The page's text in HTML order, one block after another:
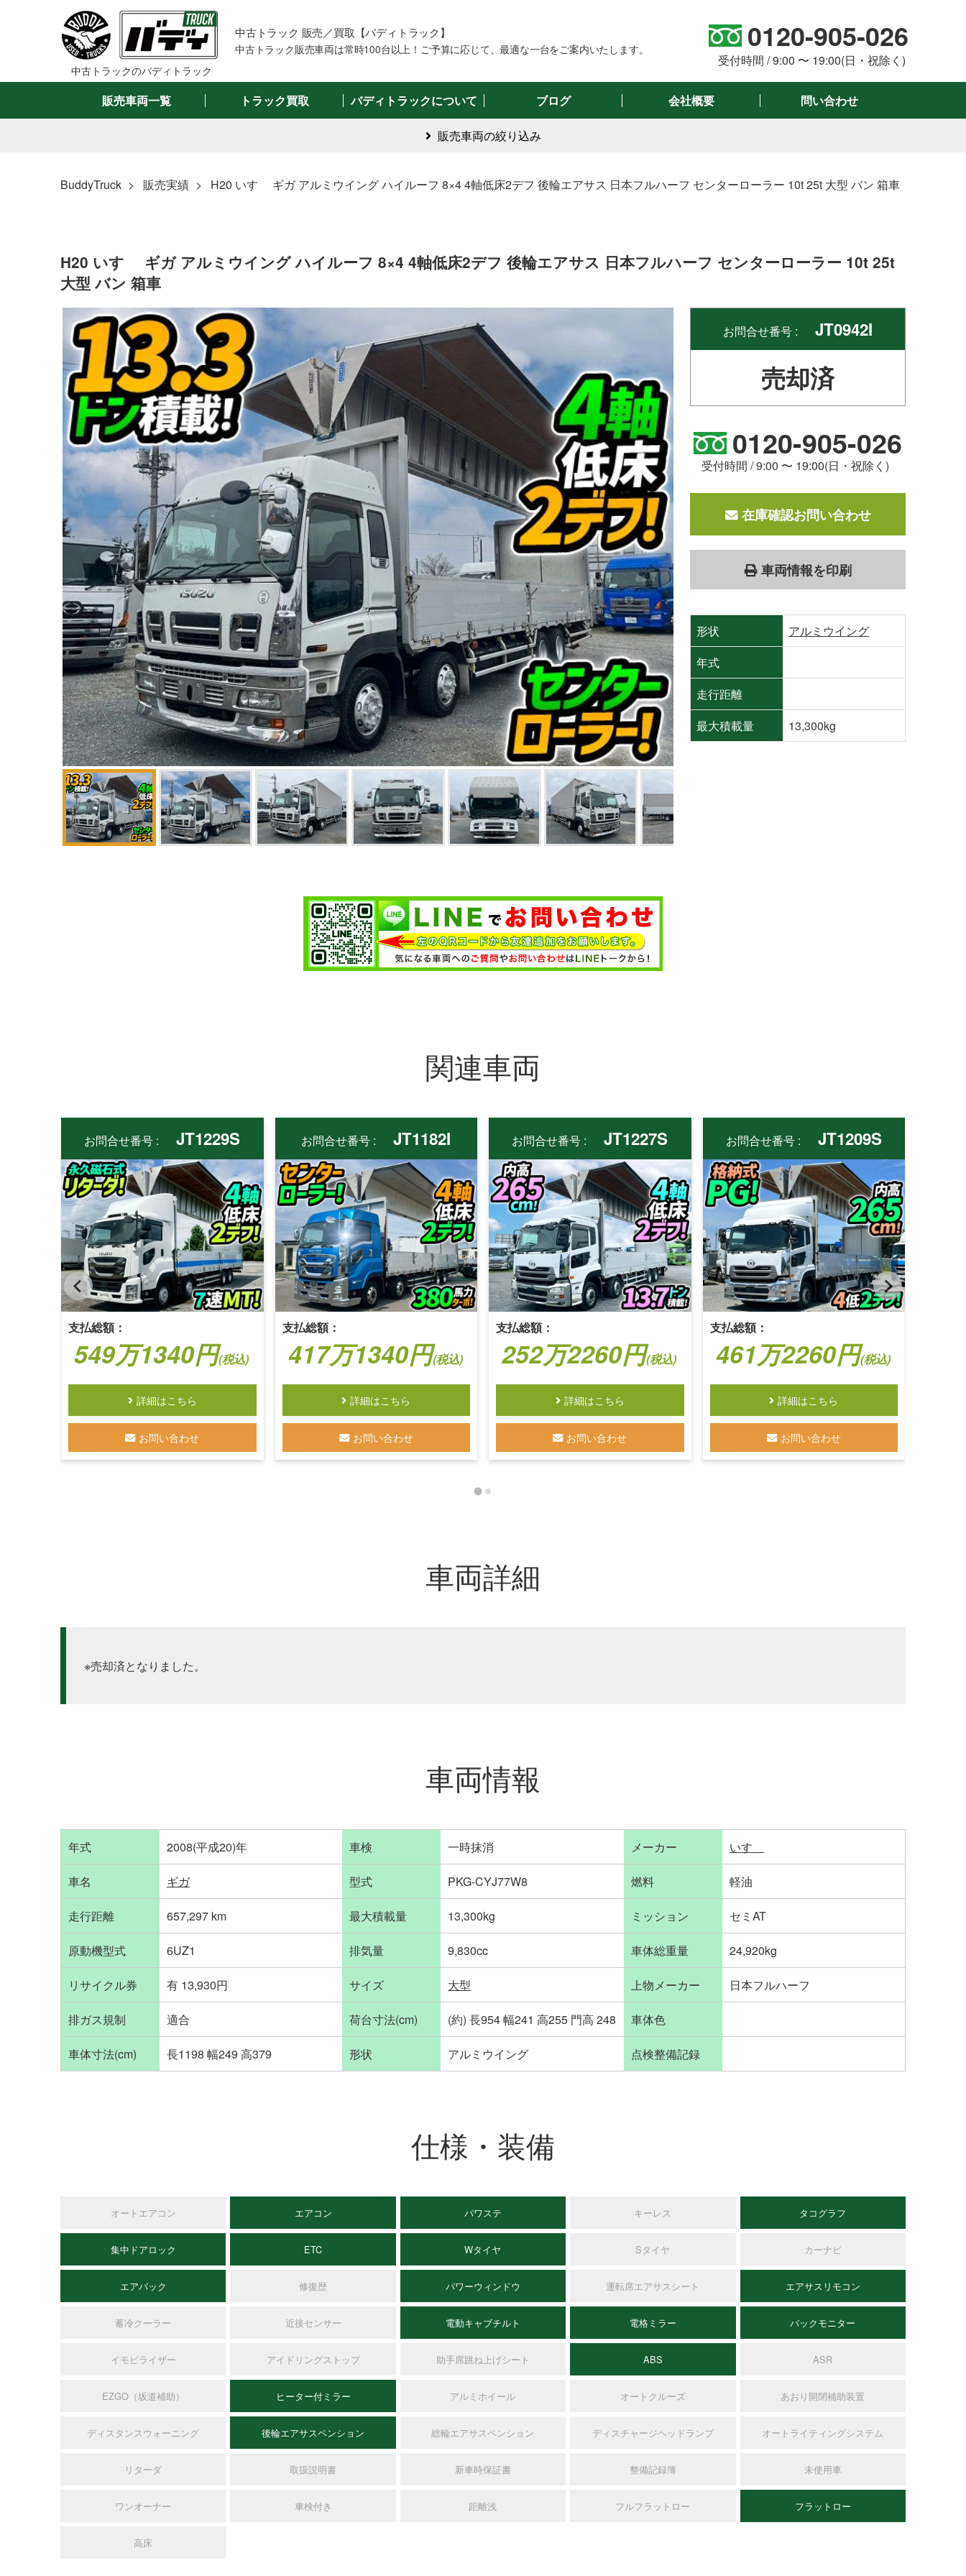
中古トラックのバディトラック
中古トラック 販売／買取【バディトラック】
中古トラック販売車両は常時100台以上！ご予算に応じて、最適な一台をご案内いたします。 0120-905-026
受付時間 / 9:00 〜 19:00(日・祝除く)
販売車両一覧 トラック買取 バディトラックについて ブログ 会社概要 問い合わせ
メーカーで絞る
絞り込み
販売車両の絞り込み
BuddyTruck 販売実績 H20 いすゞ ギガ アルミウイング ハイルーフ 8×4 4軸低床2デフ 後輪エアサス 日本フルハーフ センターローラー 10t 25t 大型 バン 箱車
H20 いすゞ ギガ アルミウイング ハイルーフ 8×4 4軸低床2デフ 後輪エアサス 日本フルハーフ センターローラー 10t 25t
大型 バン 箱車
お問合せ番号 : JT0942I
売却済
0120-905-026
受付時間 / 9:00 〜 19:00(日・祝除く)
在庫確認お問い合わせ
車両情報を印刷
形状
アルミウイング
年式
走行距離
最大積載量
13,300kg
関連車両
お問合せ番号 : JT1229S
支払総額：
549万1340円(税込)
詳細はこちら
お問い合わせ
お問合せ番号 : JT1182I
支払総額：
417万1340円(税込)
詳細はこちら
お問い合わせ
お問合せ番号 : JT1227S
支払総額：
252万2260円(税込)
詳細はこちら
お問い合わせ
お問合せ番号 : JT1209S
支払総額：
461万2260円(税込)
詳細はこちら
お問い合わせ
車両詳細
※売却済となりました。
車両情報
年式 2008(平成20)年 車検 一時抹消 メーカー いすゞ
車名 ギガ 型式 PKG-CYJ77W8 燃料 軽油
走行距離 657,297 km 最大積載量 13,300kg ミッション セミAT
原動機型式 6UZ1 排気量 9,830cc 車体総重量 24,920kg
リサイクル券 有 13,930円 サイズ 大型 上物メーカー 日本フルハーフ
排ガス規制 適合 荷台寸法(cm) (約) 長954 幅241 高255 門高 248 車体色
車体寸法(cm) 長1198 幅249 高379 形状 アルミウイング 点検整備記録
仕様・装備
オートエアコン エアコン パワステ キーレス タコグラフ
集中ドアロック ETC Wタイヤ Sタイヤ カーナビ
エアバック 修復歴 パワーウィンドウ 運転席エアサスシート エアサスリモコン
蓄冷クーラー 近接センサー 電動キャブチルト 電格ミラー バックモニター
イモビライザー アイドリングストップ 助手席跳ね上げシート ABS ASR
EZGO（坂道補助） ヒーター付ミラー アルミホイール オートクルーズ あおり開閉補助装置
ディスタンスウォーニング 後輪エアサスペンション 総輪エアサスペンション ディスチャージヘッドランプ オートライティングシステム
リターダ 取扱説明書 新車時保証書 整備記録簿 未使用車
ワンオーナー 車検付き 距離浅 フルフラットロー フラットロー
高床